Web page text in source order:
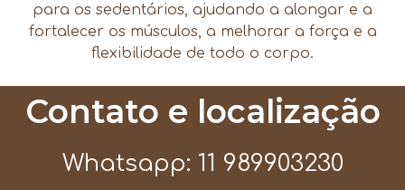
para os sedentários, ajudando a alongar e a
fortalecer os músculos, a melhorar a força e a
flexibilidade de todo o corpo.
Contato e localização
Whatsapp: 11 989903230